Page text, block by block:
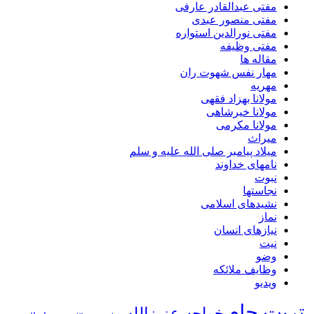
مفتی عبدالقادر عارفی
مفتی منصور عبدی
مفتی نورالدین استواره
مفتی وظیفه
مقاله ها
مهار نفس شهوت ران
مهریه
مولانا بهزاد فقهی
مولانا خیرشاهی
مولانا مکرمی
میراث
میلاد پیامبر صلی الله علیه و سلم
نامهای خداوند
نبوت
نجاستها
نشیدهای اسلامی
نماز
نیازهای انسان
نیت
وضو
وظایف ملائکه
ویدیو